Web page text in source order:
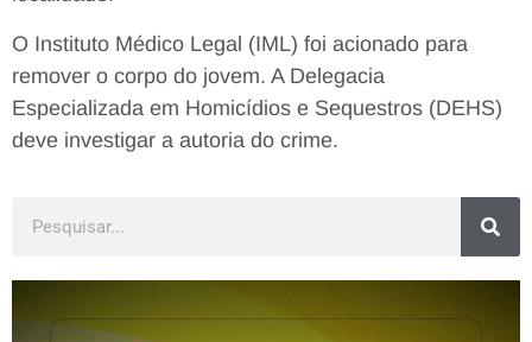
O Instituto Médico Legal (IML) foi acionado para
remover o corpo do jovem. A Delegacia
Especializada em Homicídios e Sequestros (DEHS)
deve investigar a autoria do crime.